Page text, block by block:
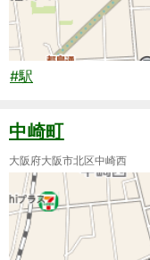
#駅
中崎町
大阪府大阪市北区中崎西